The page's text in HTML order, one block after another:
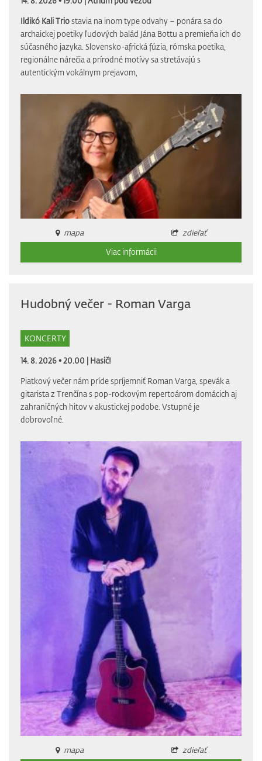
Ildikó Kali Triostavia na inom type odvahy – ponára sa do
archaickej poetiky ľudových balád Jána Bottu a premieňa ich do
súčasného jazyka. Slovensko-africká fúzia, rómska poetika,
regionálne nárečia a prírodné motívy sa stretávajú s
autentickým vokálnym prejavom,
mapa
zdieľať
Viac informácii
Hudobný večer - Roman Varga
KONCERTY
14. 8. 2026 • 20.00 | Hasič!
Piatkový večer nám príde spríjemniť Roman Varga, spevák a
gitarista z Trenčína s pop-rockovým repertoárom domácich aj
zahraničných hitov v akustickej podobe. Vstupné je
dobrovoľné.
mapa
zdieľať